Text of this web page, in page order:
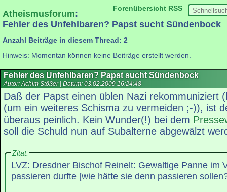
Forenübersicht RSS
Atheismusforum:
Fehler des Unfehlbaren? Papst sucht Sündenbock
Anzahl Beiträge in diesem Thread: 2
Hinweis: Momentan können keine Beiträge erstellt werden.
Fehler des Unfehlbaren? Papst sucht Sündenbock
Autor: Achim Stößer | Datum: 03.02.2009 16:24:48
Daß der Papst einen üblen Nazi rekommuniziert
(um ein weiteres Schisma zu vermeiden ;-)), ist
überaus peinlich. Kein Wunder(!) bei dem
soll die Schuld nun auf Subalterne abgewälzt
Zitat:
LVZ: Dresdner Bischof Reinelt: Gewaltige Panne im
passieren durfte [wie hätte sie denn passieren